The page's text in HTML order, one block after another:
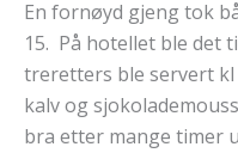
En fornøyd gjeng tok
15. På hotellet ble det
treretters ble servert kl
kalv og
bra etter mange timer